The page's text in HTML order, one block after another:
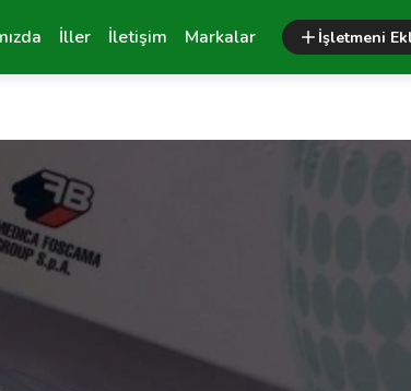
İller İletişim Markalar İşletmeni